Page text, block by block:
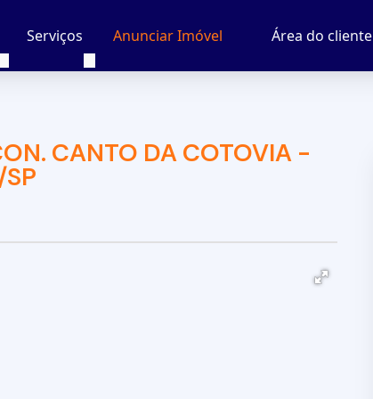
Área do cliente
Anunciar Imóvel
Serviços
CANTO DA COTOVIA -